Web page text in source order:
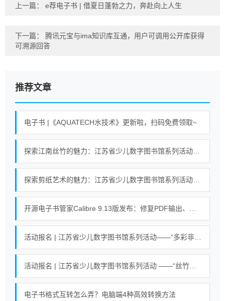
上一篇： e荐电子书 | 借夏日蓬勃之力，奔赴向上人生
下一篇：
腾讯元宝与ima知识库互通，用户可调用公开库获得
可溯源回答
推荐文章
电子书 |《AQUATECH水技术》更新啦，扫码免费领取~
电子书格式互转怎么弄？电脑端4种高效转换方法